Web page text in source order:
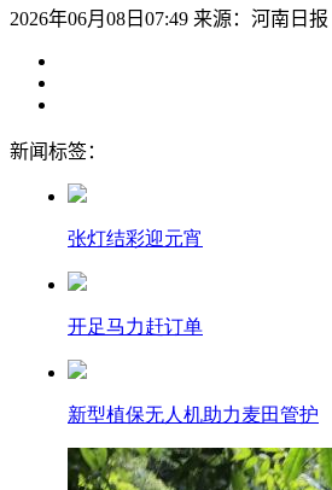
2026年06月08日07:49 来源：河南日报
新闻标签：